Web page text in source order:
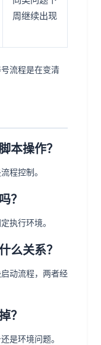
周继续出现
流程是在变清
本操作？
程控制。
？
执行环境。
么关系？
动流程，两者经
？
是环境问题。